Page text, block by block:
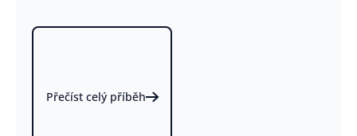
Přečíst celý příběh